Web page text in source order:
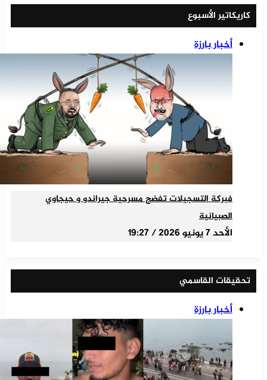
كاريكاتير الأسبوع
أخبار بارزة
فبركة التسجيلات تفضح مسرحية جيراندو و حيجاوي
الصبيانية
الأحد 7 يونيو 2026 / 19:27
تحقيقات القاسمي
أخبار بارزة